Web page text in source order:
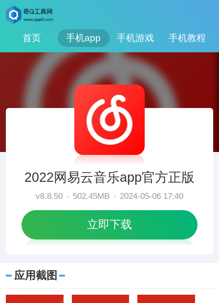
首页 手机app 手机游戏 手机教程
2022网易云音乐app官方正版
v8.8.50 502.45MB 2024-05-06 17:40
立即下载
应用截图